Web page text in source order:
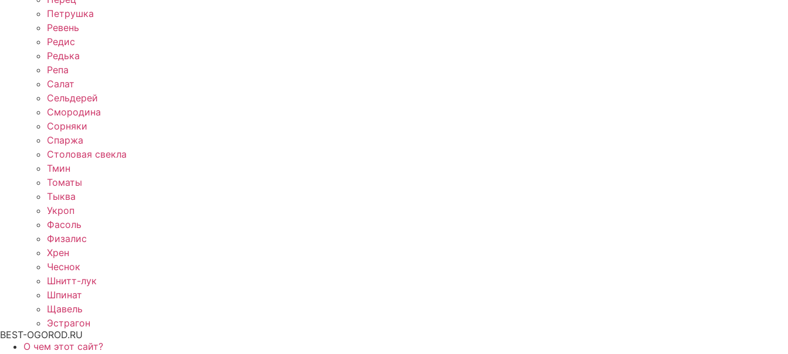
Петрушка
Ревень
Редис
Редька
Репа
Салат
Сельдерей
Смородина
Сорняки
Спаржа
Столовая свекла
Тмин
Томаты
Тыква
Укроп
Фасоль
Физалис
Хрен
Чеснок
Шнитт-лук
Шпинат
Щавель
Эстрагон
BEST-OGOROD.RU
О чем этот сайт?